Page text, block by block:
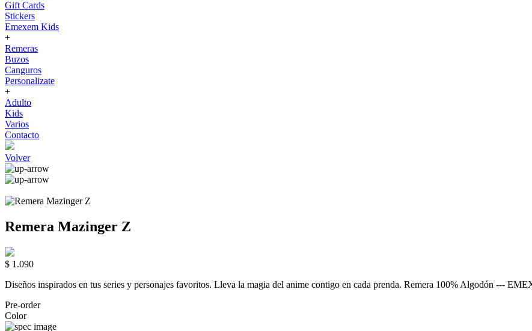
Gift Cards
Stickers
Emexem Kids
+
Remeras
Buzos
Canguros
Personalizate
+
Adulto
Kids
Varios
Contacto
Volver
Remera Mazinger Z
$ 1.090
Diseños inspirados en tus series y personajes favoritos. Lleva la magia del anime contigo en cada prenda. Remera 100% Algodón ---
Pre-order
Color